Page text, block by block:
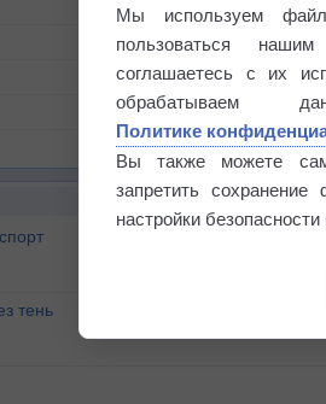
тень
Мы используем
пользоваться
соглашаетесь с их
обрабатываем
Политике
Вы также можете
запретить
настройки